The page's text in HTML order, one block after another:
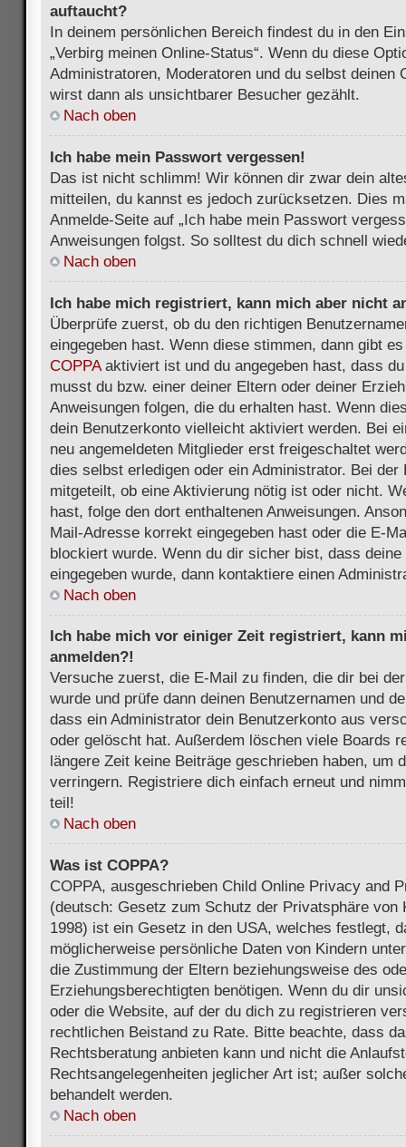
auftaucht?
In deinem persönlichen Bereich findest du in den
„Verbirg meinen Online-Status“. Wenn du diese
Administratoren, Moderatoren und du selbst deinen
wirst dann als unsichtbarer Besucher gezählt.
Nach oben
Ich habe mein Passwort vergessen!
Das ist nicht schlimm! Wir können dir zwar dein
mitteilen, du kannst es jedoch zurücksetzen. Dies
Anmelde-Seite auf „Ich habe mein Passwort
Anweisungen folgst. So solltest du dich schnell
Nach oben
Ich habe mich registriert, kann mich aber nicht
Überprüfe zuerst, ob du den richtigen
eingegeben hast. Wenn diese stimmen, dann gibt
COPPAaktiviert ist und du angegeben hast, dass
musst du bzw. einer deiner Eltern oder deiner
Anweisungen folgen, die du erhalten hast. Wenn
dein Benutzerkonto vielleicht aktiviert werden. Bei
neu angemeldeten Mitglieder erst freigeschaltet
dies selbst erledigen oder ein Administrator. Bei der
mitgeteilt, ob eine Aktivierung nötig ist oder nicht.
hast, folge den dort enthaltenen Anweisungen.
Mail-Adresse korrekt eingegeben hast oder die E-
blockiert wurde. Wenn du dir sicher bist, dass
eingegeben wurde, dann kontaktiere einen
Nach oben
Ich habe mich vor einiger Zeit registriert, kann
anmelden?!
Versuche zuerst, die E-Mail zu finden, die dir bei
wurde und prüfe dann deinen Benutzernamen und
dass ein Administrator dein Benutzerkonto aus
oder gelöscht hat. Außerdem löschen viele Boards
längere Zeit keine Beiträge geschrieben haben, um
verringern. Registriere dich einfach erneut und
teil!
Nach oben
Was ist COPPA?
COPPA, ausgeschrieben Child Online Privacy and
(deutsch: Gesetz zum Schutz der Privatsphäre von
1998) ist ein Gesetz in den USA, welches festlegt,
möglicherweise persönliche Daten von Kindern
die Zustimmung der Eltern beziehungsweise des
Erziehungsberechtigten benötigen. Wenn du dir
oder die Website, auf der du dich zu registrieren
rechtlichen Beistand zu Rate. Bitte beachte, dass
Rechtsberatung anbieten kann und nicht die
Rechtsangelegenheiten jeglicher Art ist; außer
behandelt werden.
Nach oben